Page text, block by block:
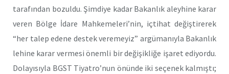
tarafından bozuldu. Şimdiye kadar Bakanlık aleyhine karar
veren Bölge İdare Mahkemeleri’nin, içtihat değiştirerek
“her talep edene destek veremeyiz” argümanıyla Bakanlık
lehine karar vermesi önemli bir değişikliğe işaret ediyordu.
Dolayısıyla BGST Tiyatro’nun önünde iki seçenek kalmıştı;